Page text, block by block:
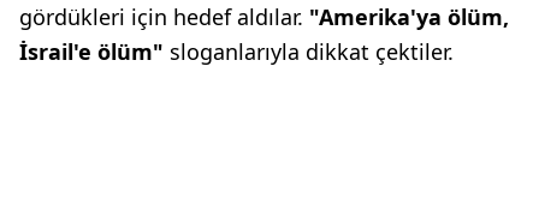
gördükleri için hedef aldılar. "Amerika'ya ölüm,
İsrail'e ölüm" sloganlarıyla dikkat çektiler.